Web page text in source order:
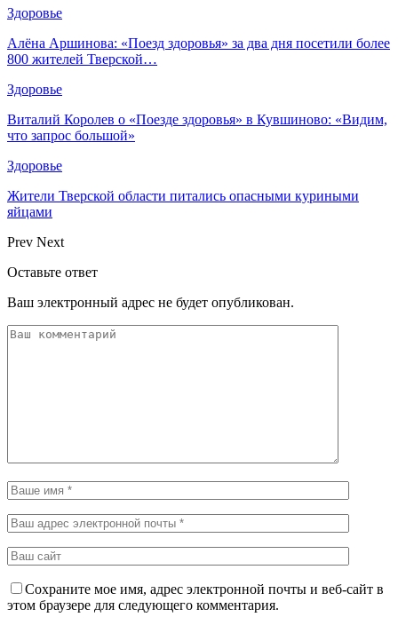
Здоровье
Алёна Аршинова: «Поезд здоровья» за два дня посетили более
800 жителей Тверской…
Здоровье
Виталий Королев о «Поезде здоровья» в Кувшиново: «Видим,
что запрос большой»
Здоровье
Жители Тверской области питались опасными куриными
яйцами
Prev Next
Оставьте ответ
Ваш электронный адрес не будет опубликован.
Сохраните мое имя, адрес электронной почты и веб-сайт в
этом браузере для следующего комментария.